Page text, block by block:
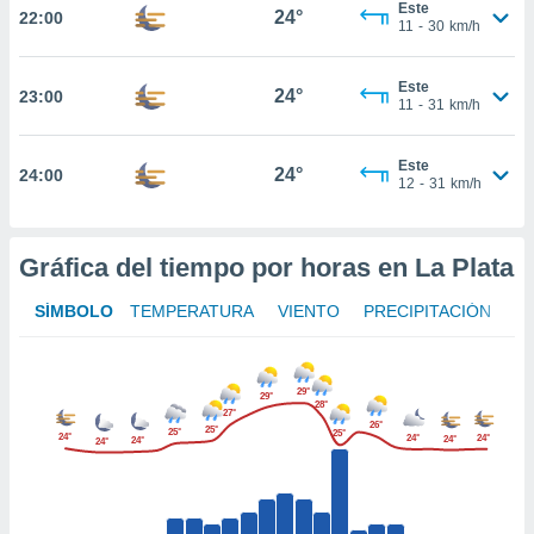
IP
de
posible
a lo que
Para
22:00 24°
Este
11 - 30 km/h
23:00 24°
Este
11 - 31 km/h
24:00 24°
Este
12 - 31 km/h
Gráfica del tiempo por horas en La Plata
SÍMBOLO TEMPERATURA VIENTO PRECIPITACIÓN
24° 24° 24°
25° 25°
27°
29°
29°
28°
25°
26°
24°
24° 24°